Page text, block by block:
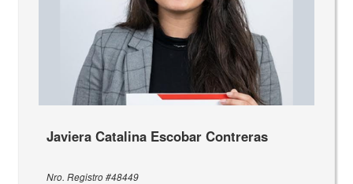
Javiera Catalina Escobar Contreras
Nro. Registro #48449